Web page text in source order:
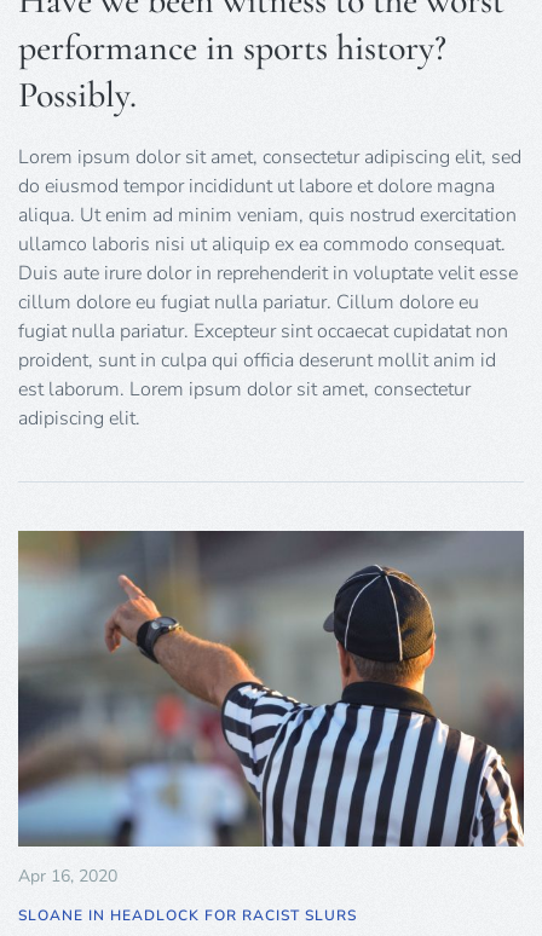
performance in sports history?
Possibly.
Lorem ipsum dolor sit amet, consectetur adipiscing elit, sed
do eiusmod tempor incididunt ut labore et dolore magna
aliqua. Ut enim ad minim veniam, quis nostrud exercitation
ullamco laboris nisi ut aliquip ex ea commodo consequat.
Duis aute irure dolor in reprehenderit in voluptate velit esse
cillum dolore eu fugiat nulla pariatur. Cillum dolore eu
fugiat nulla pariatur. Excepteur sint occaecat cupidatat non
proident, sunt in culpa qui officia deserunt mollit anim id
est laborum. Lorem ipsum dolor sit amet, consectetur
adipiscing elit.
Apr 16, 2020
SLOANE IN HEADLOCK FOR RACIST SLURS